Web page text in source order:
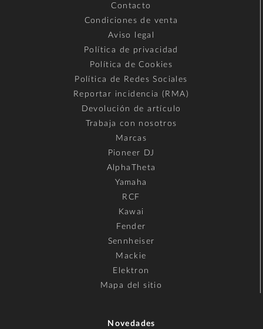
Contacto
Condiciones de venta
Aviso legal
Política de privacidad
Política de Cookies
Política de Redes Sociales
Reportar incidencia (RMA)
Devolución de artículo
Trabaja con nosotros
Marcas
Pioneer DJ
AlphaTheta
Yamaha
RCF
Kawai
Fender
Sennheiser
Mackie
Elektron
Mapa del sitio
Novedades